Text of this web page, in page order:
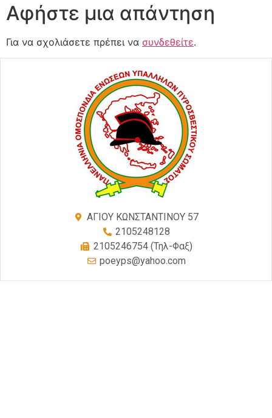
Αφήστε μια απάντηση
Για να σχολιάσετε πρέπει να συνδεθείτε.
ΑΓΙΟΥ ΚΩΝΣΤΑΝΤΙΝΟΥ 57
2105248128
2105246754 (Τηλ-Φαξ)
poeyps@yahoo.com